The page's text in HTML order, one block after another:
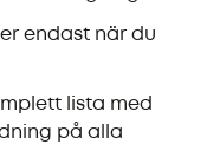
endast när du
lista med
på alla